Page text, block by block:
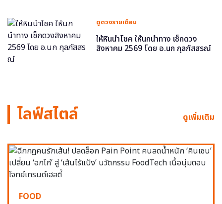
ดูดวงรายเดือน
ให้หินนำโชค ให้นกนำทาง เช็กดวง
สิงหาคม 2569 โดย อ.นก กุลภัสสรณ์
ไลฟ์สไตล์ ดูเพิ่มเติม
FOOD